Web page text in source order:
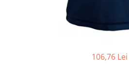
Echipament protectie bicicleta si
106,76 Lei